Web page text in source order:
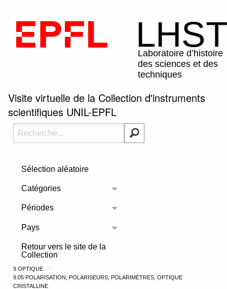
Visite virtuelle de la Collection d'instruments
scientifiques UNIL-EPFL
Sélection aléatoire
Catégories
Toggle menu
Périodes
Toggle menu
Pays
Toggle menu
Retour vers le site de la
Collection
9 OPTIQUE
9.05 POLARISATION, POLARISEURS, POLARIMÈTRES, OPTIQUE
CRISTALLINE